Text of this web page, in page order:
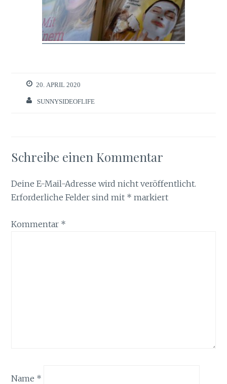
20. APRIL 2020
SUNNYSIDEOFLIFE
Schreibe einen Kommentar
Deine E-Mail-Adresse wird nicht veröffentlicht.
Erforderliche Felder sind mit * markiert
Kommentar *
Name *